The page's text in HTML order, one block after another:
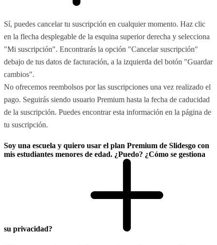
Sí, puedes cancelar tu suscripción en cualquier momento. Haz clic
en la flecha desplegable de la esquina superior derecha y selecciona
"Mi suscripción". Encontrarás la opción "Cancelar suscripción"
debajo de tus datos de facturación, a la izquierda del botón "Guardar
cambios".
No ofrecemos reembolsos por las suscripciones una vez realizado el
pago. Seguirás siendo usuario Premium hasta la fecha de caducidad
de la suscripción. Puedes encontrar esta información en la página de
tu suscripción.
Soy una escuela y quiero usar el plan Premium de Slidesgo con
mis estudiantes menores de edad. ¿Puedo? ¿Cómo se gestiona
su privacidad?